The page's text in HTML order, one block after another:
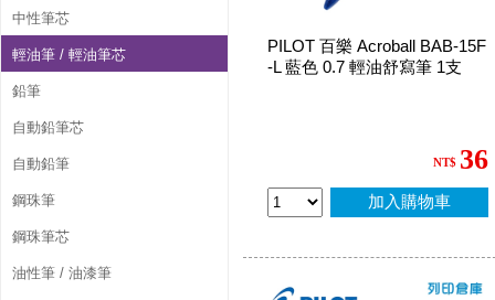
中性筆芯
輕油筆 / 輕油筆芯
鉛筆
自動鉛筆芯
自動鉛筆
鋼珠筆
鋼珠筆芯
油性筆 / 油漆筆
PILOT 百樂 Acroball BAB-15F
-L 藍色 0.7 輕油舒寫筆 1支
NT$ 36
加入購物車